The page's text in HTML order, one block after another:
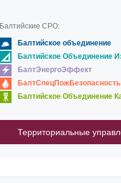
Балтийские СРО:
Балтийское объединение
Балтийское Объединение
БалтЭнергоЭффект
БалтСпецПожБезопасность
Балтийское Объединение
Территориальные